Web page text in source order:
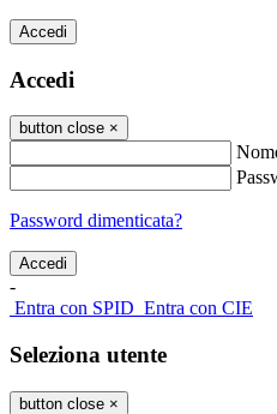
Accedi
Accedi
button close ×
Password dimenticata?
-
Entra con SPID Entra con CIE
Seleziona utente
button close ×